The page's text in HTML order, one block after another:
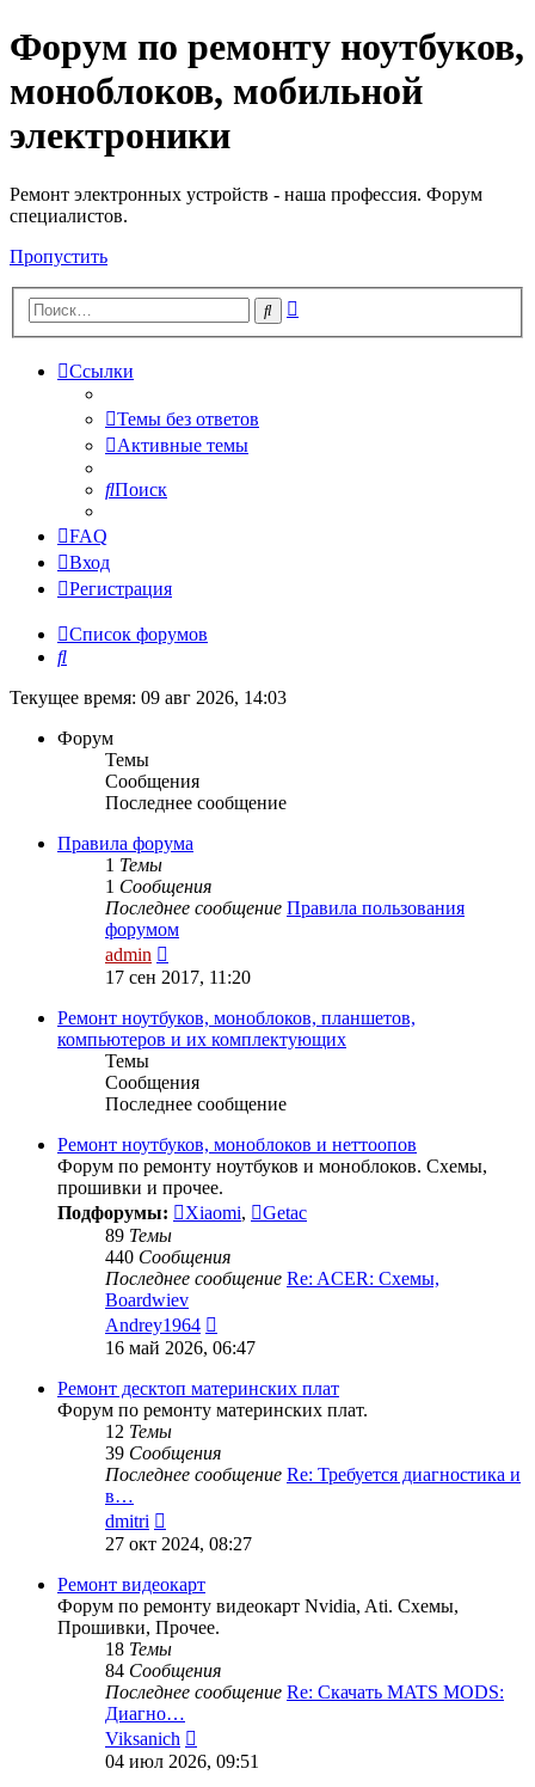
Регистрация
Форум по ремонту ноутбуков,
моноблоков, мобильной
электроники
Ремонт электронных устройств - наша профессия. Форум
специалистов.
Пропустить
Поиск
Ссылки
Темы без ответов
Активные темы
Поиск
FAQ
Вход
Регистрация
Список форумов
Поиск
Текущее время: 09 авг 2026, 14:03
Форум
Темы
Сообщения
Последнее сообщение
Правила форума
1 Темы
1 Сообщения
Последнее сообщение Правила пользования
форумом
admin
к
сообщению
17 сен 2017, 11:20
Ремонт ноутбуков, моноблоков, планшетов,
компьютеров и их комплектующих
Темы
Сообщения
Последнее сообщение
Ремонт ноутбуков, моноблоков и неттоопов
Форум по ремонту ноутбуков и моноблоков. Схемы,
прошивки и прочее.
Подфорумы:
Xiaomi,
Getac
89 Темы
440 Сообщения
Последнее сообщение Re: ACER: Схемы,
Boardwiev
Andrey1964
к
сообщению
16 май 2026, 06:47
Ремонт десктоп материнских плат
Форум по ремонту материнских плат.
12 Темы
39 Сообщения
Последнее сообщение Re: Требуется диагностика и
в…
dmitri
к
сообщению
27 окт 2024, 08:27
Ремонт видеокарт
Форум по ремонту видеокарт Nvidia, Ati. Схемы,
Прошивки, Прочее.
18 Темы
84 Сообщения
Последнее сообщение Re: Скачать MATS MODS:
Диагно…
Viksanich
к
04 июл 2026, 09:51